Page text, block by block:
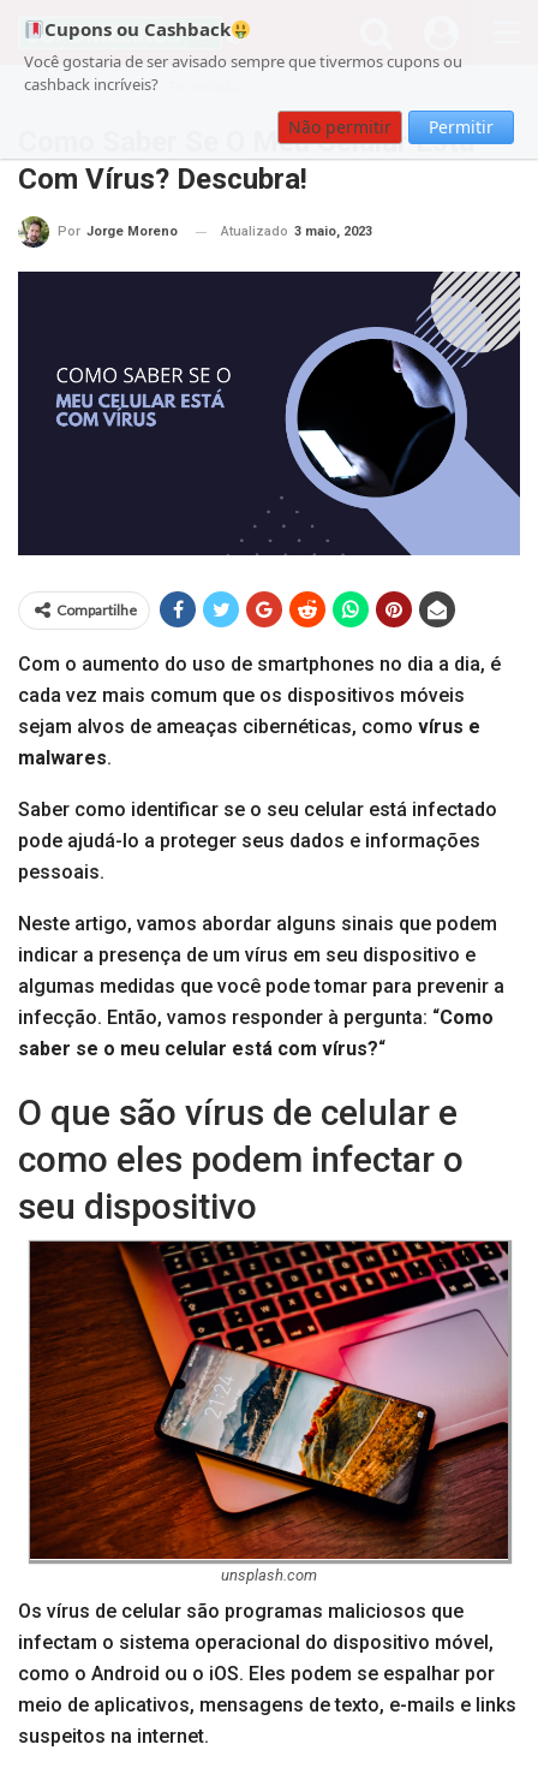
Cupons ou Cashback
Você gostaria de ser avisado sempre que tivermos cupons ou
cashback incríveis?
Não permitir Permitir
Cupom noticias
Como Saber Se O Meu Celular Está
Com Vírus? Descubra!
Por Jorge Moreno Atualizado 3 maio, 2023
Compartilhe
Com o aumento do uso de smartphones no dia a dia, é
cada vez mais comum que os dispositivos móveis
sejam alvos de ameaças cibernéticas, como vírus e
malwares.
Saber como identificar se o seu celular está infectado
pode ajudá-lo a proteger seus dados e informações
pessoais.
Neste artigo, vamos abordar alguns sinais que podem
indicar a presença de um vírus em seu dispositivo e
algumas medidas que você pode tomar para prevenir a
infecção. Então, vamos responder à pergunta: “Como
saber se o meu celular está com vírus?“
O que são vírus de celular e
como eles podem infectar o
seu dispositivo
unsplash.com
Os vírus de celular são programas maliciosos que
infectam o sistema operacional do dispositivo móvel,
como o Android ou o iOS. Eles podem se espalhar por
meio de aplicativos, mensagens de texto, e-mails e links
suspeitos na internet.